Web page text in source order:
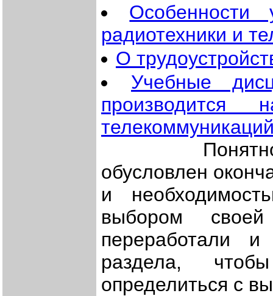
Особенности
радиотехники и
О
Учебные
Понятно,
обусловлен
и
выбором
переработали
раздела,
определиться с